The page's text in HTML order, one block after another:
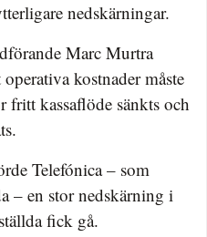
nedskärningar.
Marc Murtra
kostnader måste
fritt kassaflöde sänkts och
Telefónica – som
– en stor nedskärning i
fick gå.